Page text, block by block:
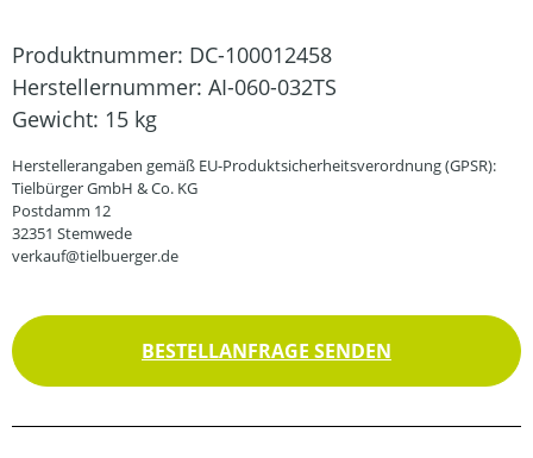
Produktnummer: DC-100012458
Herstellernummer: AI-060-032TS
Gewicht: 15 kg
Herstellerangaben gemäß EU-Produktsicherheitsverordnung (GPSR):
Tielbürger GmbH & Co. KG
Postdamm 12
32351 Stemwede
verkauf@tielbuerger.de
BESTELLANFRAGE SENDEN